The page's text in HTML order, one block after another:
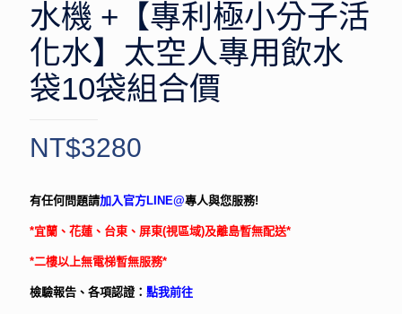
水機 +【專利極小分子活
化水】太空人專用飲水
袋10袋組合價
NT$3280
有任何問題請加入官方LINE@專人與您服務!
*宜蘭、花蓮 、台東、屏東(視區域)及離島暫無配送*
*二樓以上無電梯暫無服務*
檢驗報告、各項認證： 點我前往